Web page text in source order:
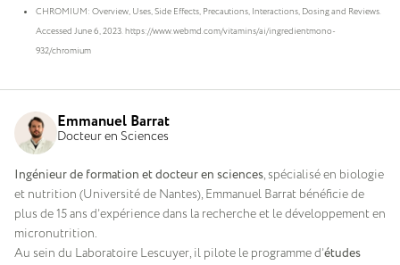
CHROMIUM: Overview, Uses, Side Effects, Precautions, Interactions, Dosing and Reviews.
Accessed June 6, 2023. https://www.webmd.com/vitamins/ai/ingredientmono-
932/chromium
Emmanuel Barrat
Docteur en Sciences
Ingénieur de formation et docteur en sciences, spécialisé en biologie
et nutrition (Université de Nantes), Emmanuel Barrat bénéficie de
plus de 15 ans d’expérience dans la recherche et le développement en
micronutrition.
Au sein du Laboratoire Lescuyer, il pilote le programme d’études